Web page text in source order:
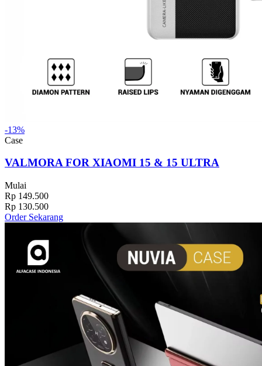
-13%
Case
VALMORA FOR XIAOMI 15 & 15 ULTRA
Mulai
Rp 149.500
Rp 130.500
Order Sekarang